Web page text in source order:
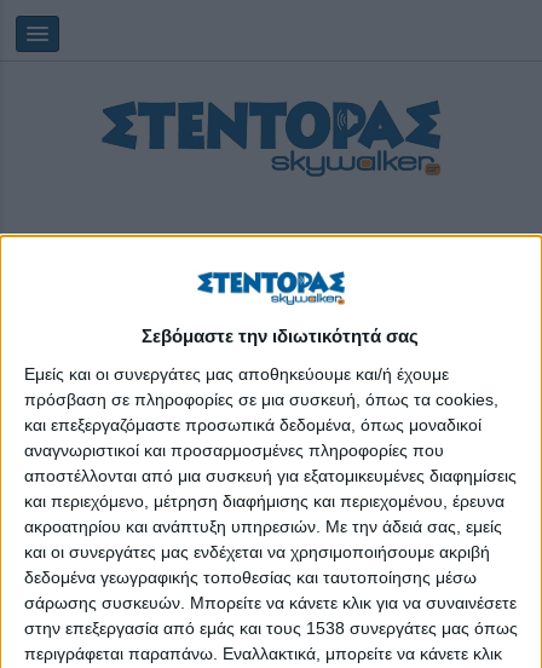
Σεβόμαστε την ιδιωτικότητά σας
Εμείς και οι συνεργάτες μας αποθηκεύουμε και/ή έχουμε
πρόσβαση σε πληροφορίες σε μια συσκευή, όπως τα cookies,
και επεξεργαζόμαστε προσωπικά δεδομένα, όπως μοναδικοί
αναγνωριστικοί και προσαρμοσμένες πληροφορίες που
αποστέλλονται από μια συσκευή για εξατομικευμένες διαφημίσεις
και περιεχόμενο, μέτρηση διαφήμισης και περιεχομένου, έρευνα
ακροατηρίου και ανάπτυξη υπηρεσιών. Με την άδειά σας, εμείς
και οι συνεργάτες μας ενδέχεται να χρησιμοποιήσουμε ακριβή
δεδομένα γεωγραφικής τοποθεσίας και ταυτοποίησης μέσω
σάρωσης συσκευών. Μπορείτε να κάνετε κλικ για να συναινέσετε
στην επεξεργασία από εμάς και τους 1538 συνεργάτες μας όπως
περιγράφεται παραπάνω. Εναλλακτικά, μπορείτε να κάνετε κλικ
Παρασκευή, 07/08/2026 03:11:21
Ερυθρός Σταυρός
Ερυθρός Σταυρός: Η κλιματική αλλαγή είναι μια πολύ
μεγαλύτερη απειλή για τον κόσμο από την πανδημία του
κορονοϊού